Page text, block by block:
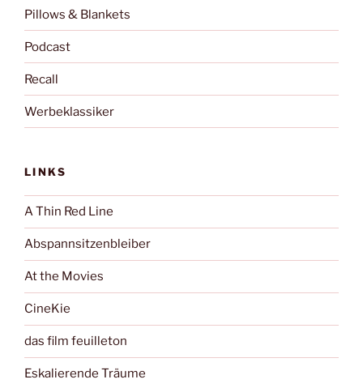
Pillows & Blankets
Podcast
Recall
Werbeklassiker
LINKS
A Thin Red Line
Abspannsitzenbleiber
At the Movies
CineKie
das film feuilleton
Eskalierende Träume